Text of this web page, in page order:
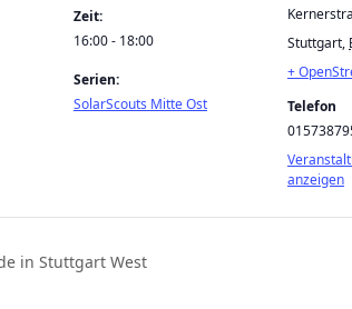
Zeit:
16:00 - 18:00
Serien:
SolarScouts Mitte Ost
Stuttgart,
+
Telefon
anzeigen
in Stuttgart West